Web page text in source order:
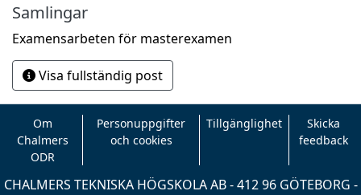
Samlingar
Examensarbeten för masterexamen
Visa fullständig post
Om
Chalmers
ODR
Personuppgifter
och cookies
Tillgänglighet
Skicka
feedback
CHALMERS TEKNISKA HÖGSKOLA AB - 412 96 GÖTEBORG -